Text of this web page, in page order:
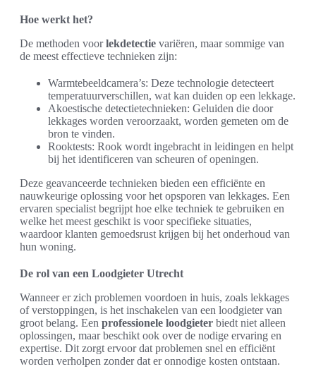
Hoe werkt het?
De methoden voorlekdetectie variëren, maar sommige van
de meest effectieve technieken zijn:
Warmtebeeldcamera’s: Deze technologie detecteert
temperatuurverschillen, wat kan duiden op een lekkage.
Akoestische detectietechnieken: Geluiden die door
lekkages worden veroorzaakt, worden gemeten om de
bron te vinden.
Rooktests: Rook wordt ingebracht in leidingen en helpt
bij het identificeren van scheuren of openingen.
Deze geavanceerde technieken bieden een efficiënte en
nauwkeurige oplossing voor het opsporen van lekkages. Een
ervaren specialist begrijpt hoe elke techniek te gebruiken en
welke het meest geschikt is voor specifieke situaties,
waardoor klanten gemoedsrust krijgen bij het onderhoud van
hun woning.
De rol van een Loodgieter Utrecht
Wanneer er zich problemen voordoen in huis, zoals lekkages
of verstoppingen, is het inschakelen van een loodgieter van
groot belang. Een professionele loodgieter biedt niet alleen
oplossingen, maar beschikt ook over de nodige ervaring en
expertise. Dit zorgt ervoor dat problemen snel en efficiënt
worden verholpen zonder dat er onnodige kosten ontstaan.